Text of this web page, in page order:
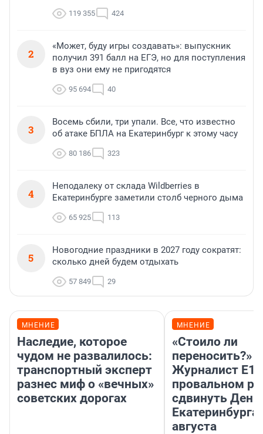
119 355 424
2
«Может, буду игры создавать»: выпускник
получил 391 балл на ЕГЭ, но для поступления
в вуз они ему не пригодятся
95 694 40
3
Восемь сбили, три упали. Все, что известно
об атаке БПЛА на Екатеринбург к этому часу
80 186 323
4
Неподалеку от склада Wildberries в
Екатеринбурге заметили столб черного дыма
65 925 113
5
Новогодние праздники в 2027 году сократят:
сколько дней будем отдыхать
57 849 29
МНЕНИЕ
Наследие, которое
чудом не развалилось:
транспортный эксперт
разнес миф о «вечных»
советских дорогах
МНЕНИЕ
«Стоило ли
переносить?»
Журналист
провальном
сдвинуть День
Екатеринбурга
августа